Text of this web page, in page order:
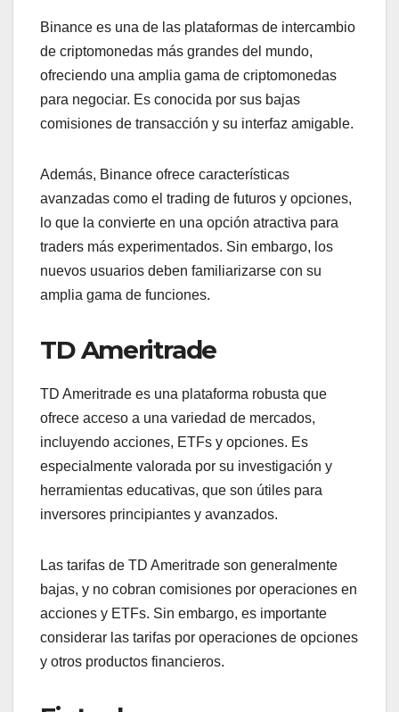
Binance es una de las plataformas de intercambio
de criptomonedas más grandes del mundo,
ofreciendo una amplia gama de criptomonedas
para negociar. Es conocida por sus bajas
comisiones de transacción y su interfaz amigable.
Además, Binance ofrece características
avanzadas como el trading de futuros y opciones,
lo que la convierte en una opción atractiva para
traders más experimentados. Sin embargo, los
nuevos usuarios deben familiarizarse con su
amplia gama de funciones.
TD Ameritrade
TD Ameritrade es una plataforma robusta que
ofrece acceso a una variedad de mercados,
incluyendo acciones, ETFs y opciones. Es
especialmente valorada por su investigación y
herramientas educativas, que son útiles para
inversores principiantes y avanzados.
Las tarifas de TD Ameritrade son generalmente
bajas, y no cobran comisiones por operaciones en
acciones y ETFs. Sin embargo, es importante
considerar las tarifas por operaciones de opciones
y otros productos financieros.